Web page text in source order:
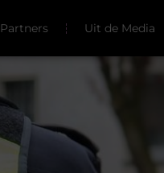
Partners Uit de Media